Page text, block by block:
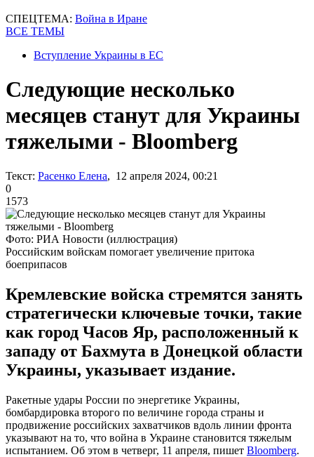
СПЕЦТЕМА: Война в Иране
ВСЕ ТЕМЫ
Вступление Украины в ЕС
Следующие несколько
месяцев станут для Украины
тяжелыми - Bloomberg
Текст: Расенко Елена, 12 апреля 2024, 00:21
0
1573
Фото: РИА Новости (иллюстрация)
Российским войскам помогает увеличение притока
боеприпасов
Кремлевские войска стремятся занять
стратегически ключевые точки, такие
как город Часов Яр, расположенный к
западу от Бахмута в Донецкой области
Украины, указывает издание.
Ракетные удары России по энергетике Украины,
бомбардировка второго по величине города страны и
продвижение российских захватчиков вдоль линии фронта
указывают на то, что война в Украине становится тяжелым
испытанием. Об этом в четверг, 11 апреля, пишет Bloomberg.